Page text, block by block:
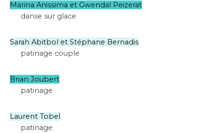
Marina Anissima et Gwendal Peizerat
danse sur glace
Sarah Abitbol et Stéphane Bernadis
patinage couple
Brian Joubert
patinage
Laurent Tobel
patinage